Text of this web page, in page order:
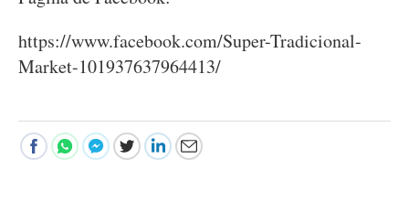
https://www.facebook.com/Super-Tradicional-
Market-101937637964413/